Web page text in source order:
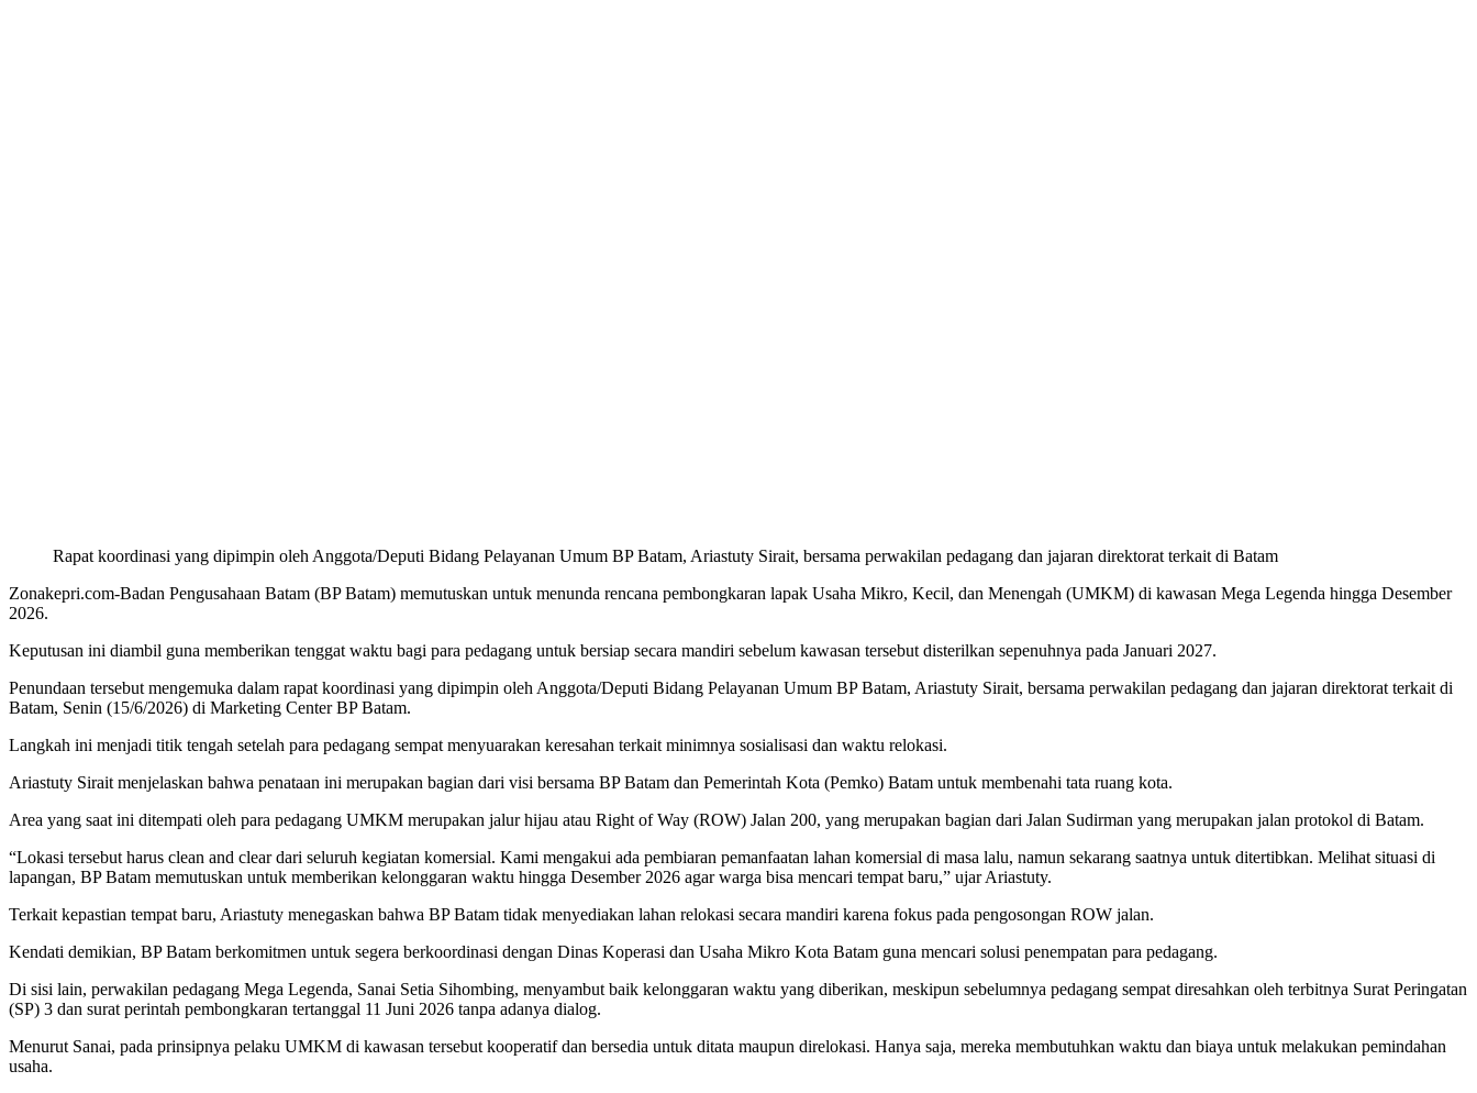
Rapat koordinasi yang dipimpin oleh Anggota/Deputi Bidang Pelayanan Umum BP Batam, Ariastuty Sirait, bersama perwakilan pedagang dan jajaran direktorat terkait di Batam
Zonakepri.com-Badan Pengusahaan Batam (BP Batam) memutuskan untuk menunda rencana pembongkaran lapak Usaha Mikro, Kecil, dan Menengah (UMKM) di kawasan Mega Legenda hingga Desember
2026.
Keputusan ini diambil guna memberikan tenggat waktu bagi para pedagang untuk bersiap secara mandiri sebelum kawasan tersebut disterilkan sepenuhnya pada Januari 2027.
Penundaan tersebut mengemuka dalam rapat koordinasi yang dipimpin oleh Anggota/Deputi Bidang Pelayanan Umum BP Batam, Ariastuty Sirait, bersama perwakilan pedagang dan jajaran direktorat terkait di
Batam, Senin (15/6/2026) di Marketing Center BP Batam.
Langkah ini menjadi titik tengah setelah para pedagang sempat menyuarakan keresahan terkait minimnya sosialisasi dan waktu relokasi.
Ariastuty Sirait menjelaskan bahwa penataan ini merupakan bagian dari visi bersama BP Batam dan Pemerintah Kota (Pemko) Batam untuk membenahi tata ruang kota.
Area yang saat ini ditempati oleh para pedagang UMKM merupakan jalur hijau atau Right of Way (ROW) Jalan 200, yang merupakan bagian dari Jalan Sudirman yang merupakan jalan protokol di Batam.
“Lokasi tersebut harus clean and clear dari seluruh kegiatan komersial. Kami mengakui ada pembiaran pemanfaatan lahan komersial di masa lalu, namun sekarang saatnya untuk ditertibkan. Melihat situasi di
lapangan, BP Batam memutuskan untuk memberikan kelonggaran waktu hingga Desember 2026 agar warga bisa mencari tempat baru,” ujar Ariastuty.
Terkait kepastian tempat baru, Ariastuty menegaskan bahwa BP Batam tidak menyediakan lahan relokasi secara mandiri karena fokus pada pengosongan ROW jalan.
Kendati demikian, BP Batam berkomitmen untuk segera berkoordinasi dengan Dinas Koperasi dan Usaha Mikro Kota Batam guna mencari solusi penempatan para pedagang.
Di sisi lain, perwakilan pedagang Mega Legenda, Sanai Setia Sihombing, menyambut baik kelonggaran waktu yang diberikan, meskipun sebelumnya pedagang sempat diresahkan oleh terbitnya Surat Peringatan
(SP) 3 dan surat perintah pembongkaran tertanggal 11 Juni 2026 tanpa adanya dialog.
Menurut Sanai, pada prinsipnya pelaku UMKM di kawasan tersebut kooperatif dan bersedia untuk ditata maupun direlokasi. Hanya saja, mereka membutuhkan waktu dan biaya untuk melakukan pemindahan
usaha.